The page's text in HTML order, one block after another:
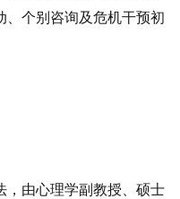
、个别咨询及危机干预初
，由心理学副教授、硕士